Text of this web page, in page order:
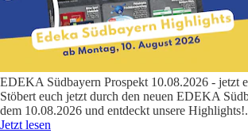
EDEKA Südbayern Prospekt 10.08.2026 - jetzt
Stöbert euch jetzt durch den neuen EDEKA
dem 10.08.2026 und entdeckt unsere Highlights!
Jetzt lesen